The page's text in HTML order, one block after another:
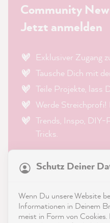
Community
Jetzt anmelden
Exklusiver Zugang
Tausche Dich mit
Teile Projekte, lass
Werde Streichprofi!
Trends, Inspo,
Tricks.
E-Mail
Schutz Deiner
Wenn Du unsere Website
Informationen in Deinem
meist in Form von